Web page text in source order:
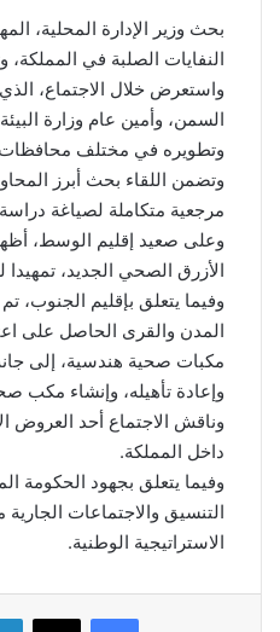
بحث وزير الإدارة المحلية،
النفايات الصلبة في المملكة،
واستعرض خلال الاجتماع،
السمن، وأمين عام وزارة
وتطويره في مختلف محافظات
وتضمن اللقاء بحث أبرز
مرجعية متكاملة لصياغة
وعلى صعيد إقليم الوسط،
الأزرق الصحي الجديد،
وفيما يتعلق بإقليم الجنوب،
المدن والقرى الحاصل على
مكبات صحية هندسية، إلى
وإعادة تأهيله، وإنشاء مكب
وناقش الاجتماع أحد العروض
داخل المملكة.
وفيما يتعلق بجهود الحكومة
التنسيق والاجتماعات
الاستراتيجية الوطنية.
فيسبوك